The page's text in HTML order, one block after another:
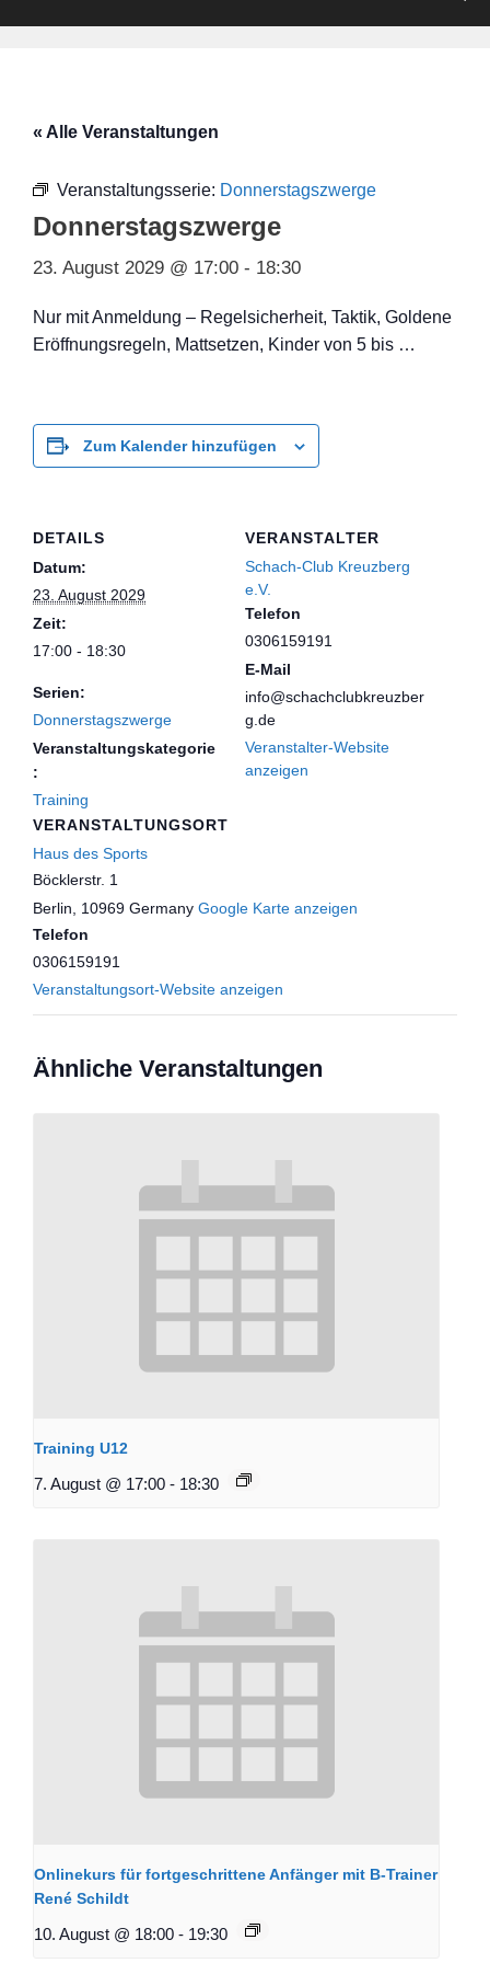
« Alle Veranstaltungen
Veranstaltungsserie: Donnerstagszwerge
Donnerstagszwerge
23. August 2029 @ 17:00 - 18:30
Nur mit Anmeldung – Regelsicherheit, Taktik, Goldene
Eröffnungsregeln, Mattsetzen, Kinder von 5 bis …
Zum Kalender hinzufügen
DETAILS
Datum:
23. August 2029
Zeit:
17:00 - 18:30
Serien:
Donnerstagszwerge
Veranstaltungskategorie
:
Training
VERANSTALTUNGSORT
Haus des Sports
Böcklerstr. 1
Berlin
10969 Germany Google Karte anzeigen
Telefon
0306159191
Veranstaltungsort-Website anzeigen
VERANSTALTER
Schach-Club Kreuzberg
e.V.
Telefon
0306159191
E-Mail
info@schachclubkreuzber
g.de
Veranstalter-Website
anzeigen
Ähnliche Veranstaltungen
Training U12
7. August @ 17:00 - 18:30
Onlinekurs für fortgeschrittene Anfänger mit B-Trainer
René Schildt
10. August @ 18:00 - 19:30